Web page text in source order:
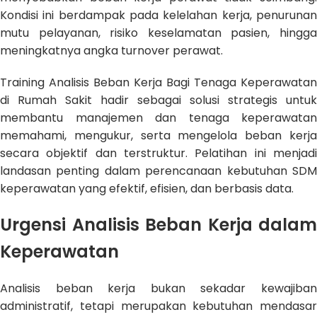
Kondisi ini berdampak pada kelelahan kerja, penurunan
mutu pelayanan, risiko keselamatan pasien, hingga
meningkatnya angka turnover perawat.
Training Analisis Beban Kerja Bagi Tenaga Keperawatan
di Rumah Sakit hadir sebagai solusi strategis untuk
membantu manajemen dan tenaga keperawatan
memahami, mengukur, serta mengelola beban kerja
secara objektif dan terstruktur. Pelatihan ini menjadi
landasan penting dalam perencanaan kebutuhan SDM
keperawatan yang efektif, efisien, dan berbasis data.
Urgensi Analisis Beban Kerja dalam
Keperawatan
Analisis beban kerja bukan sekadar kewajiban
administratif, tetapi merupakan kebutuhan mendasar